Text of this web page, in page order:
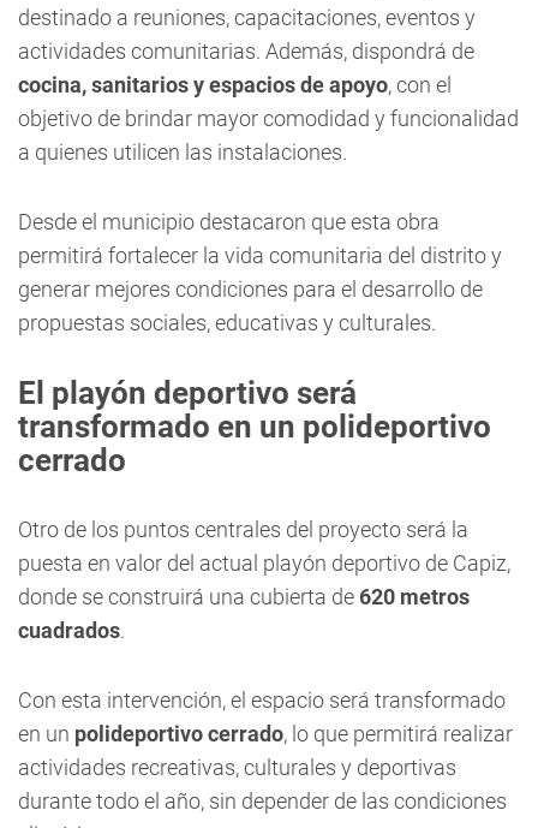
destinado a reuniones, capacitaciones, eventos y
actividades comunitarias. Además, dispondrá de
cocina, sanitarios y espacios de apoyo, con el
objetivo de brindar mayor comodidad y funcionalidad
a quienes utilicen las instalaciones.
Desde el municipio destacaron que esta obra
permitirá fortalecer la vida comunitaria del distrito y
generar mejores condiciones para el desarrollo de
propuestas sociales, educativas y culturales.
El playón deportivo será
transformado en un polideportivo
cerrado
Otro de los puntos centrales del proyecto será la
puesta en valor del actual playón deportivo de Capiz,
donde se construirá una cubierta de 620 metros
cuadrados.
Con esta intervención, el espacio será transformado
en un polideportivo cerrado, lo que permitirá realizar
actividades recreativas, culturales y deportivas
durante todo el año, sin depender de las condiciones